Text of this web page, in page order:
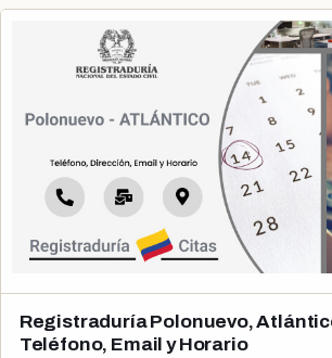
Registraduría Polonuevo,
Teléfono, Email y Horario